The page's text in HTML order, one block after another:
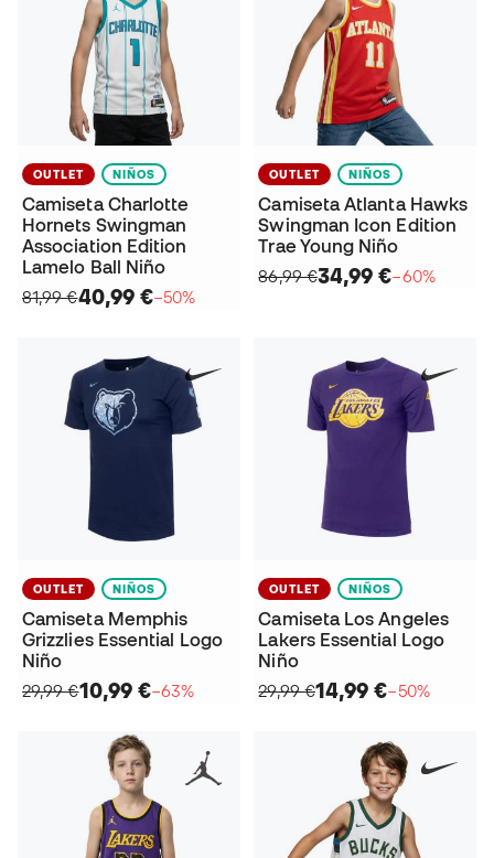
OUTLET NIÑOS
Camiseta Charlotte
Hornets Swingman
Association Edition
Lamelo Ball Niño
81,99 €40,99 €−50%
OUTLET NIÑOS
Camiseta Atlanta Hawks
Swingman Icon Edition
Trae Young Niño
86,99 €34,99 €−60%
OUTLET NIÑOS
Camiseta Memphis
Grizzlies Essential Logo
Niño
29,99 €10,99 €−63%
OUTLET NIÑOS
Camiseta Los Angeles
Lakers Essential Logo
Niño
29,99 €14,99 €−50%